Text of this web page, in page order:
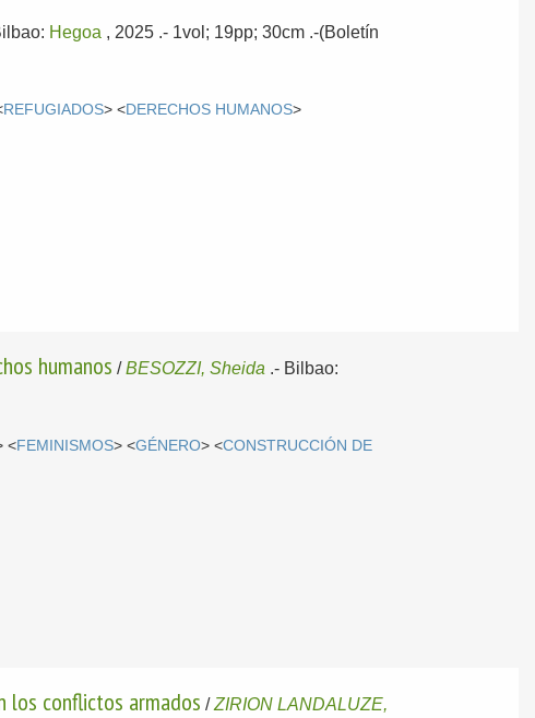
Hegoa , 2025 .- 1vol; 19pp; 30cm .-(Boletín
REFUGIADOS> <DERECHOS HUMANOS>
humanos /BESOZZI, Sheida .- Bilbao:
<FEMINISMOS> <GÉNERO> <CONSTRUCCIÓN DE
los conflictos armados /ZIRION LANDALUZE,